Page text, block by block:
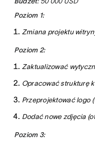
Poziom 1:
Zmiana projektu
Poziom 2:
Zaktualizować
Opracować strukturę
Przeprojektować logo
Dodać nowe zdjęcia
Poziom 3: